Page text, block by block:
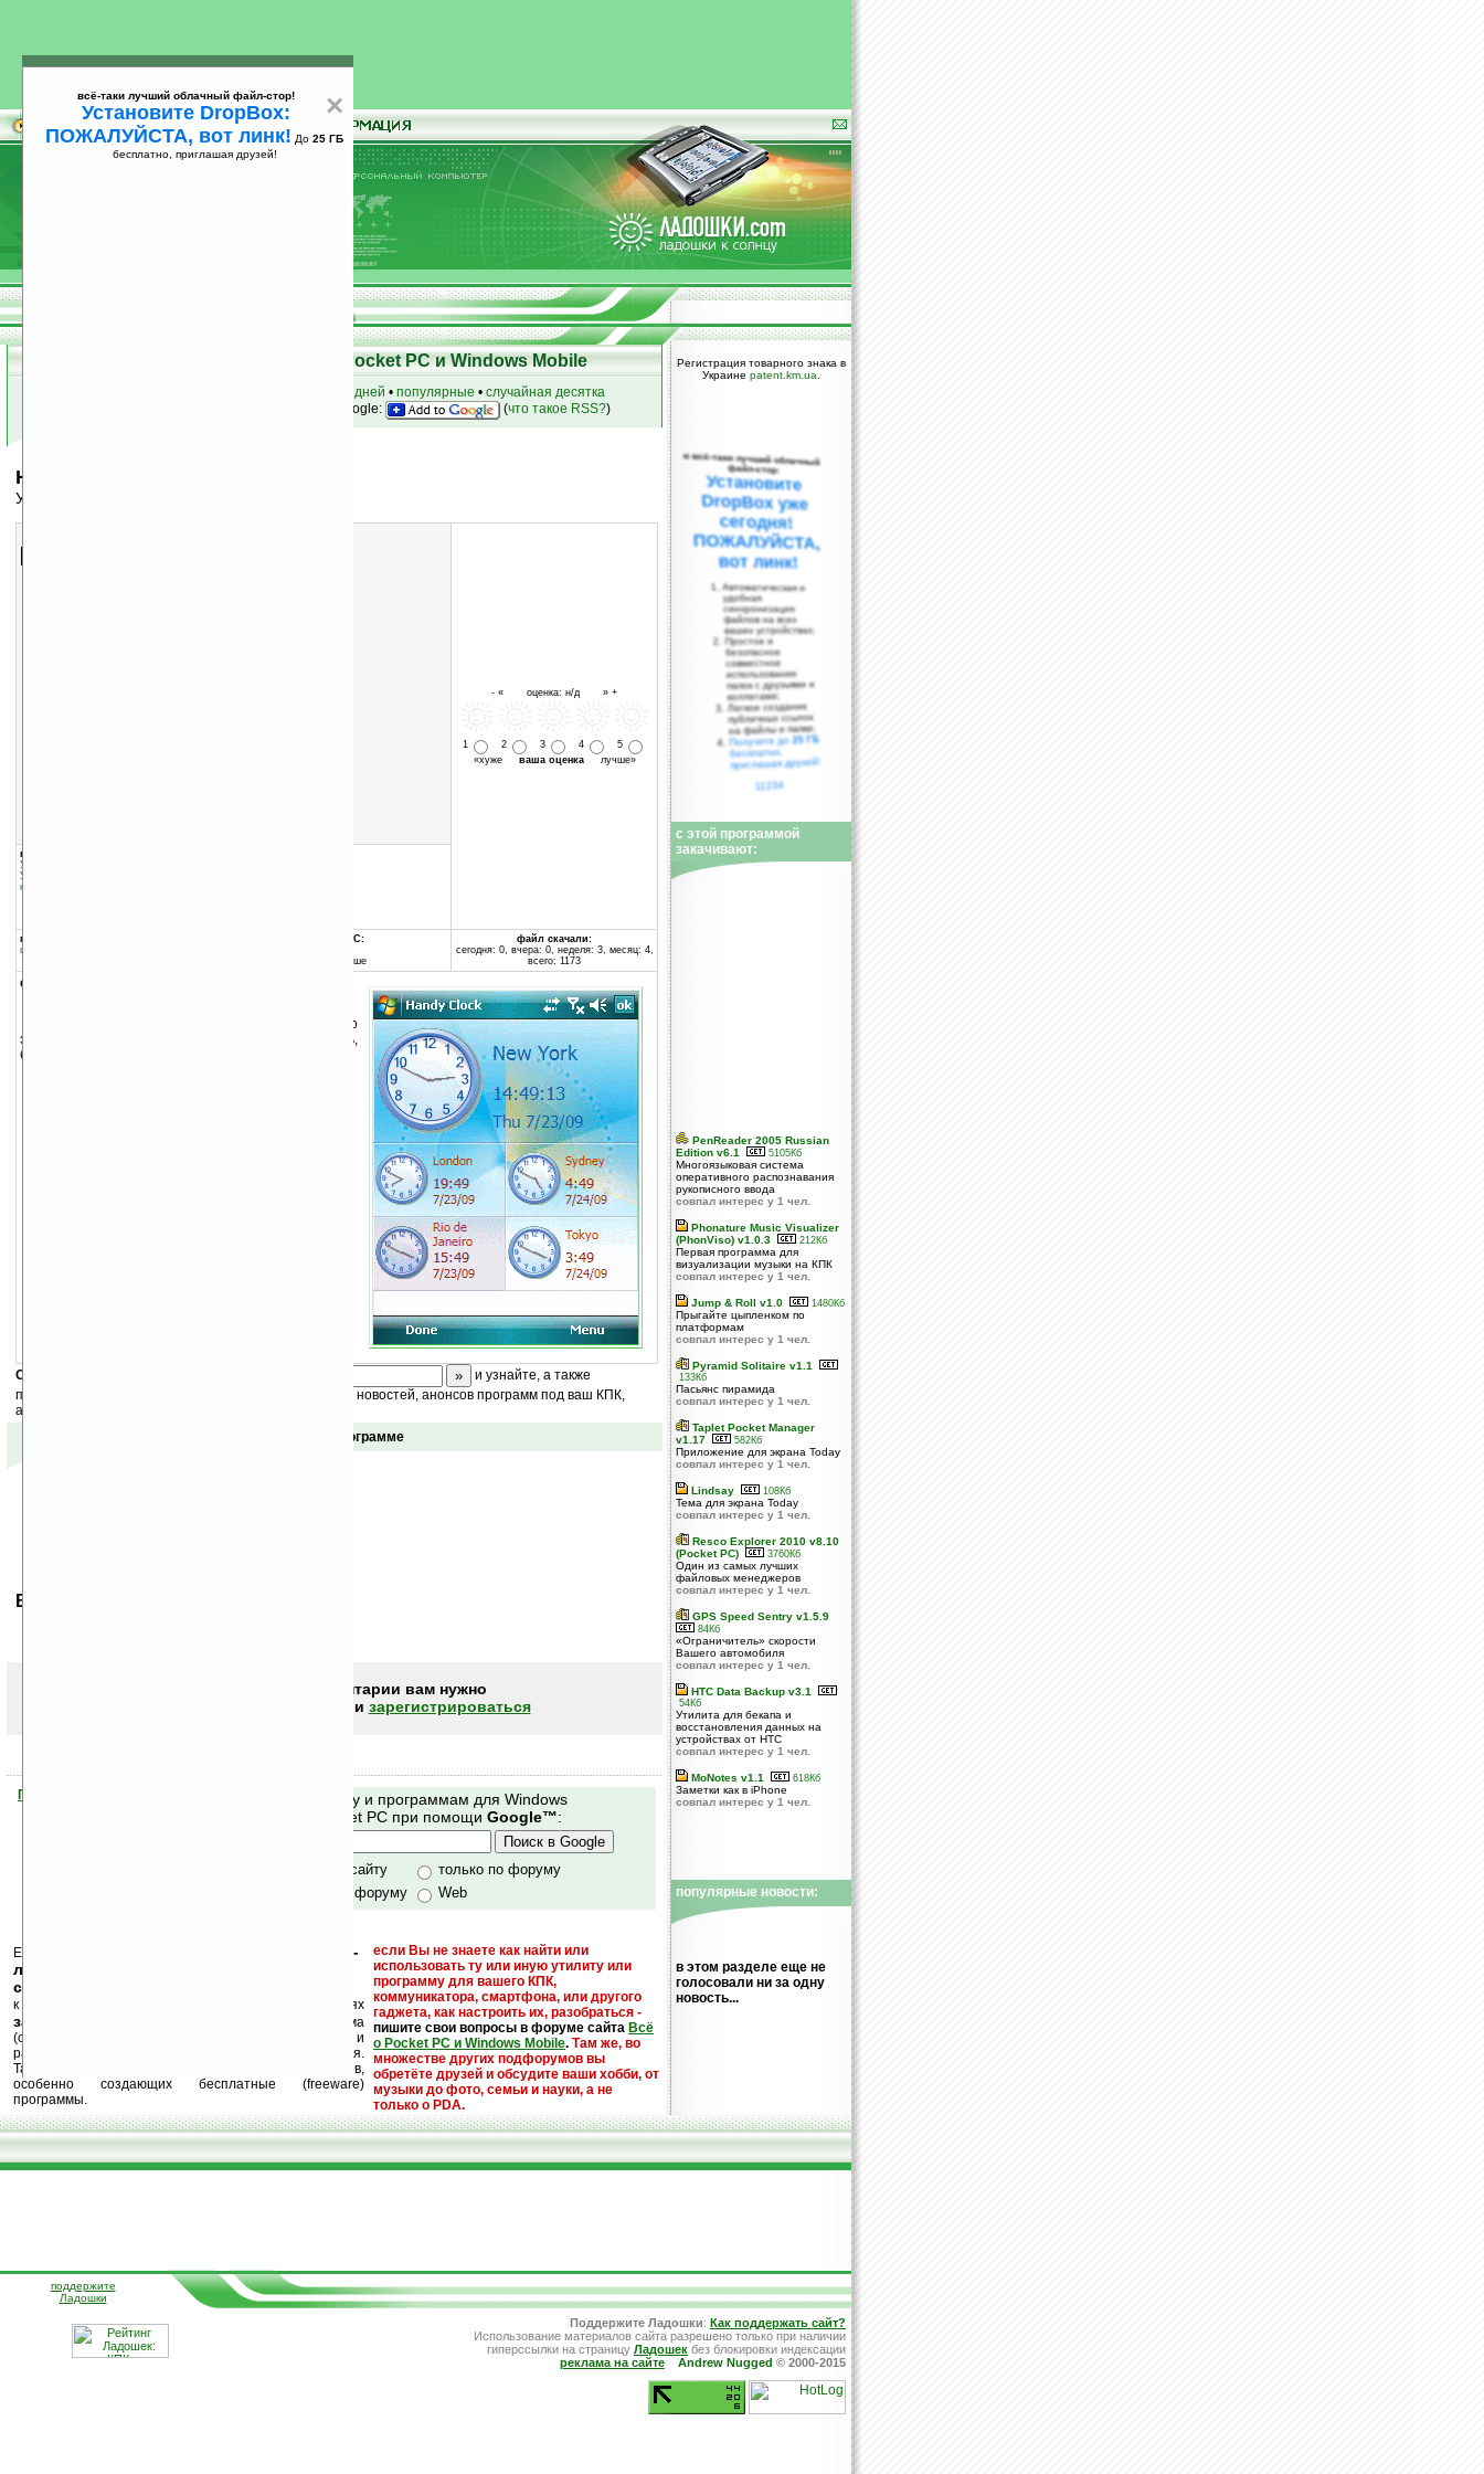
25
Скачать программы для КПК Pocket PC и Windows Mobile
за 7 дней • популярные • случайная десятка
на Google: (что такое RSS?)
Handy Clock v1.0
Управление вашим временем
- « оценка: н/д » +
1 2 3 4
5
«хуже ваша оценкалучше»
группы программы:
Управление информацией
Управление информацией
календари
программа:
шареварная
совместима с Pocket PC:
Windows Mobile 5.0 и выше
файл скачали:
сегодня: 0, вчера: 0, неделя: 3, месяц: 4,
всего: 1173
описание:
Управляйте вашим временем максимально
эффективно. Мировое время, календарь,
будильники, таймеры, секундомеры.
Скоро
и узнайте, а также
получайте ежедневный или еженедельный дайджест новостей, анонсов программ под ваш КПК,
акций сайта на ваш почтовый ящик.
Отзывы о программе
Ваше мнение будет первым.
Чтобы писать комментарии вам нужно
или зарегистрироваться
Помогите Ладошкам стать лучше
Поиск по сайту и программам для Windows
Mobile и Pocket PC при помощи Google™:
только по сайту
только по форуму
по сайту и форуму
Web
Еще раз обращаем внимание, что
кейгены, кряки -
лекарства, серийные номера, ключи и
ссылки на варезные сайты
если Вы не знаете как найти или
использовать ту или иную утилиту или
программу для вашего КПК,
коммуникатора, смартфона, или другого
гаджета, как настроить их, разобраться -
пишите свои вопросы в форуме сайта Всё
о Pocket PC и Windows Mobile. Там же, во
множестве других подфорумов вы
обретёте друзей и обсудите ваши хобби, от
музыки до фото, семьи и науки, а не
только о PDA.
к публикации на нашем сайте в комментариях
запрещены
, как и несанкционированная реклама
(спам). Мы поддерживаем авторов программ и
развитие легального программного обеспечения.
Также мы призываем Вас поддерживать авторов,
особенно создающих бесплатные (freeware)
программы.
Регистрация товарного знака в
Украине patent.km.ua
×
всё-таки лучший облачный файл-стор!
Установите DropBox:
ПОЖАЛУЙСТА, вот линк! До 25 ГБ
бесплатно, приглашая друзей!
и всё-таки лучший облачный
файл-стор:
Установите
DropBox уже
сегодня!
ПОЖАЛУЙСТА,
вот линк!
Автоматическая и
удобная
синхронизация
файлов на всех
ваших устройствах;
Простое и
безопасное
совместное
использование
папок с друзьями и
коллегами;
Легкое создание
публичных ссылок
на файлы и папки;
Получите до25 ГБ
бесплатно,
приглашая друзей!
11234
с этой программой
закачивают:
PenReader 2005 Russian
Edition v6.1
5105Кб
Многоязыковая система
оперативного распознавания
рукописного ввода
совпал интерес у 1 чел.
Phonature Music Visualizer
(PhonViso) v1.0.3
212Кб
Первая программа для
визуализации музыки на КПК
совпал интерес у 1 чел.
Jump & Roll v1.0 1480Кб
Прыгайте цыпленком по
платформам
совпал интерес у 1 чел.
Pyramid Solitaire v1.1
133Кб
Пасьянс пирамида
совпал интерес у 1 чел.
Taplet Pocket Manager
v1.17
582Кб
Приложение для экрана Today
совпал интерес у 1 чел.
Lindsay 108Кб
Тема для экрана Today
совпал интерес у 1 чел.
Resco Explorer 2010 v8.10
(Pocket PC)
3760Кб
Один из самых лучших
файловых менеджеров
совпал интерес у 1 чел.
GPS Speed Sentry v1.5.9
84Кб
«Ограничитель» скорости
Вашего автомобиля
совпал интерес у 1 чел.
HTC Data Backup v3.1
54Кб
Утилита для бекапа и
восстановления данных на
устройствах от HTC
совпал интерес у 1 чел.
MoNotes v1.1 618Кб
Заметки как в iPhone
совпал интерес у 1 чел.
популярные новости:
в этом разделе еще не
голосовали ни за одну
новость...
поддержите
Ладошки
Поддержите Ладошки: Как поддержать сайт?
Использование материалов сайта разрешено только при наличии
гиперссылки на страницу Ладошек без блокировки индексации
реклама на сайте
Andrew Nugged © 2000-2015